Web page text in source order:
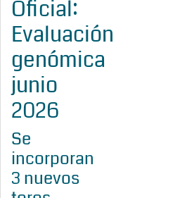
Oficial:
Evaluación
genómica
junio
2026
Se
incorporan
3 nuevos